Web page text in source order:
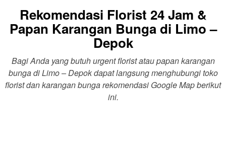
Rekomendasi Florist 24 Jam &
Papan Karangan Bunga di Limo –
Depok
Bagi Anda yang butuh urgent florist atau papan karangan
bunga di Limo – Depok dapat langsung menghubungi toko
florist dan karangan bunga rekomendasi Google Map berikut
ini.